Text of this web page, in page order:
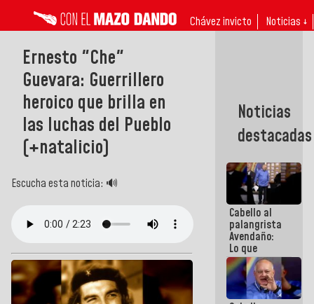
Chávez invicto Noticias ↓
Ernesto "Che"
Guevara: Guerrillero
heroico que brilla en
las luchas del Pueblo
(+natalicio)
Escucha esta noticia: 🔊
Noticias
destacadas
Cabello al
palangrista
Avendaño:
Lo que
vayas a
escribir
hazlo hoy
por que no